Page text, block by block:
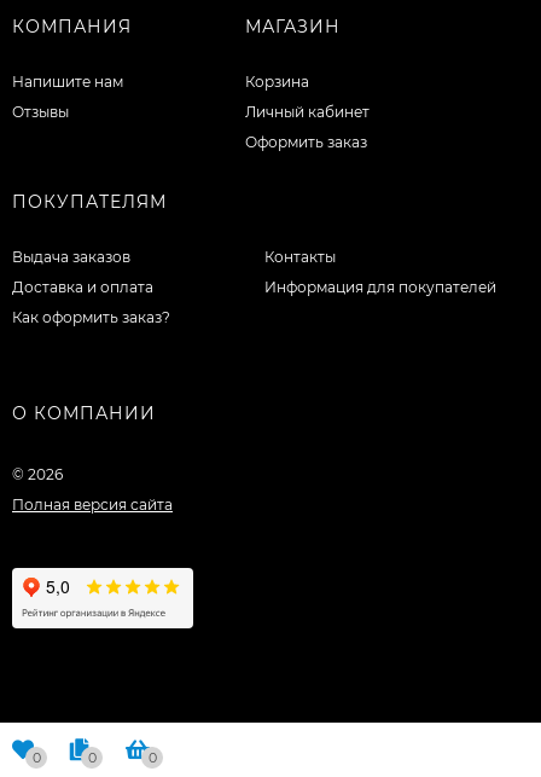
КОМПАНИЯ
Напишите нам
Отзывы
МАГАЗИН
Корзина
Личный кабинет
Оформить заказ
ПОКУПАТЕЛЯМ
Выдача заказов
Доставка и оплата
Как оформить заказ?
Контакты
Информация для покупателей
О КОМПАНИИ
© 2026
Полная версия сайта
0 0 0